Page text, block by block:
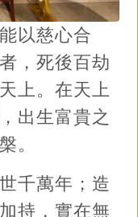
以慈心合
，死後百劫
上。在天上
出生富貴之
槃。
千萬年；造
持，實在無